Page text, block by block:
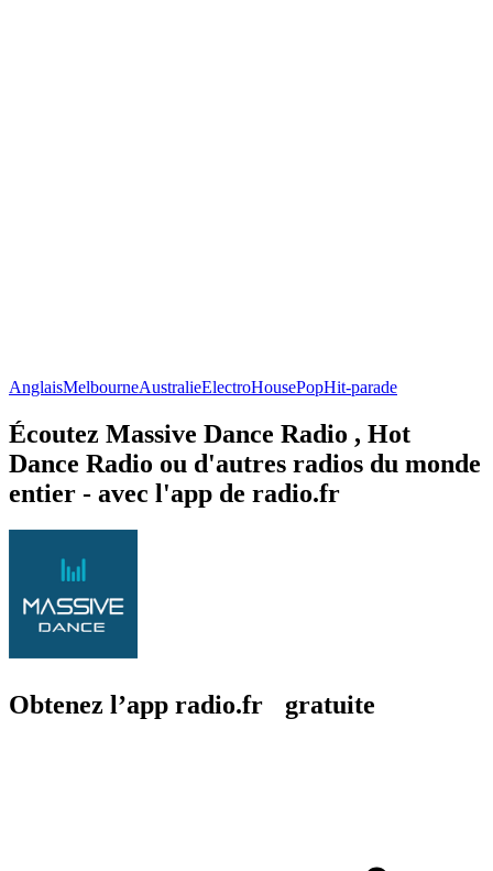
AnglaisMelbourneAustralieElectroHousePopHit-parade
Écoutez Massive Dance Radio , Hot
Dance Radio ou d'autres radios du monde
entier - avec l'app de radio.fr
Obtenez l’app radio.fr gratuite